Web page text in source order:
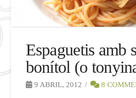
Espaguetis amb
bonítol (o
9 ABRIL, 2012 8